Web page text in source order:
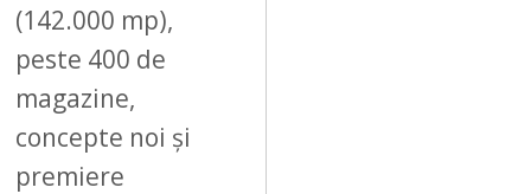
(142.000 mp),
peste 400 de
magazine,
concepte noi și
premiere